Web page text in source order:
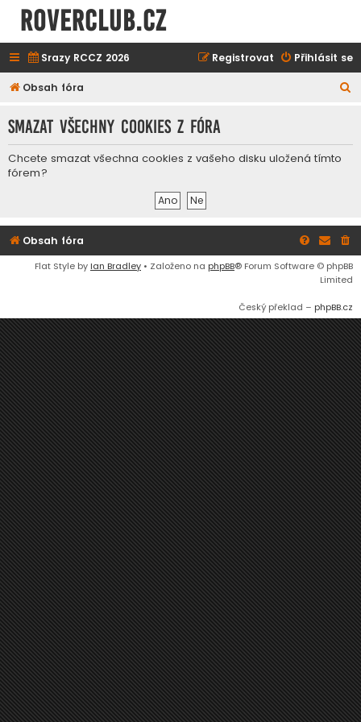
ROVERCLUB.cz
Srazy RCCZ 2026 Přihlásit se
Registrovat
Obsah fóra
d
Smazat všechny cookies z fóra
Chcete smazat všechna cookies z vašeho disku uložená tímto
fórem?
Obsah fóra
Flat Style by Ian Bradley • Založeno na phpBB® Forum Software © phpBB
Limited
Český překlad – phpBB.cz